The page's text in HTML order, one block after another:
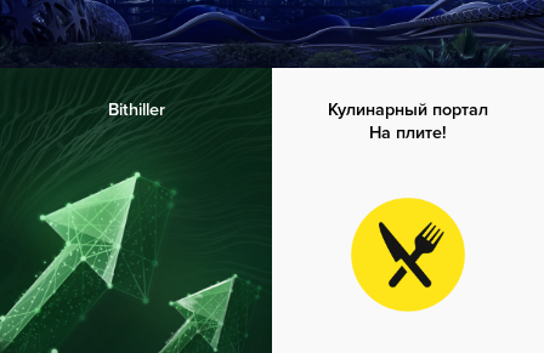
Bithiller
Кулинарный портал
На плите!